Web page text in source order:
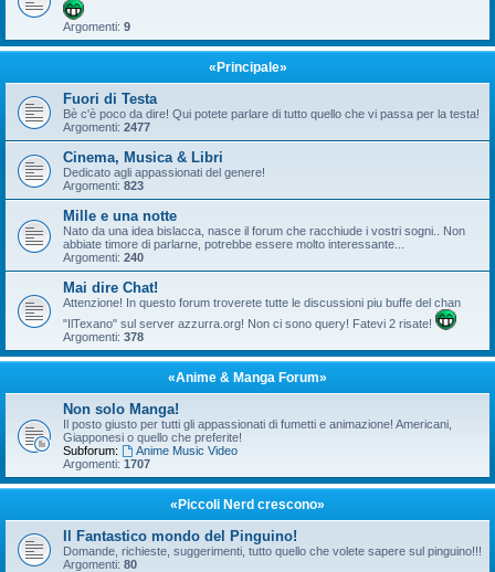
Argomenti: 9
«Principale»
Fuori di Testa
Bè c'è poco da dire! Qui potete parlare di tutto quello che vi passa per la testa!
Argomenti: 2477
Cinema, Musica & Libri
Dedicato agli appassionati del genere!
Argomenti: 823
Mille e una notte
Nato da una idea bislacca, nasce il forum che racchiude i vostri sogni.. Non
abbiate timore di parlarne, potrebbe essere molto interessante...
Argomenti: 240
Mai dire Chat!
Attenzione! In questo forum troverete tutte le discussioni piu buffe del chan
"IlTexano" sul server azzurra.org! Non ci sono query! Fatevi 2 risate!
Argomenti: 378
«Anime & Manga Forum»
Non solo Manga!
Il posto giusto per tutti gli appassionati di fumetti e animazione! Americani,
Giapponesi o quello che preferite!
Subforum:
Anime Music Video
Argomenti: 1707
«Piccoli Nerd crescono»
Il Fantastico mondo del Pinguino!
Domande, richieste, suggerimenti, tutto quello che volete sapere sul pinguino!!!
Argomenti: 80